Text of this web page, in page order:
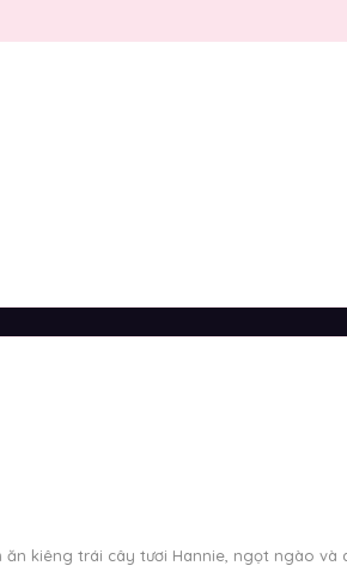
ăn kiêng trái cây tươi Hannie, ngọt ngào và